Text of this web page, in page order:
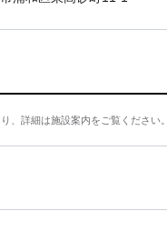
、詳細は施設案内をご覧ください。